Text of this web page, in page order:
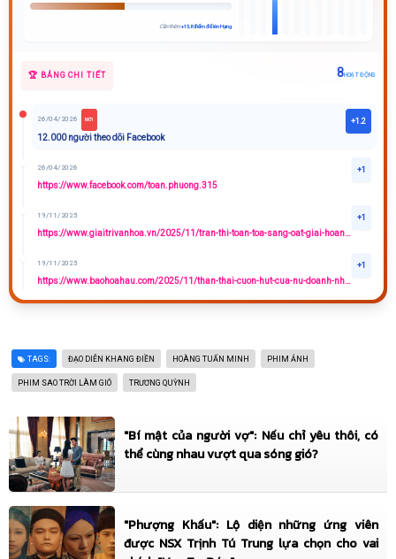
Cần thêm+15,8 điểm để lên Hạng
🏆 BẢNG CHI TIẾT 8HOẠT ĐỘNG
26/04/2026 MỚI
12.000 người theo dõi Facebook
+1.2
26/04/2026
https://www.facebook.com/toan.phuong.315
+1
19/11/2025
https://www.giaitrivanhoa.vn/2025/11/tran-thi-toan-toa-sang-oat-giai-hoang-2.html
+1
19/11/2025
https://www.baohoahau.com/2025/11/than-thai-cuon-hut-cua-nu-doanh-nhan.html
+1
19/11/2025
Đại Sứ BestFace 2025
17/11/2025
Á Hoàng 2 Nữ Hoàng Doanh Nhân Văn Hóa Việt 2025
TAGS: ĐẠO DIỄN KHANG ĐIỀN HOÀNG TUẤN MINH PHIM ẢNH
PHIM SAO TRỜI LÀM GIÓ TRƯƠNG QUỲNH
"Bí mật của người vợ": Nếu chỉ yêu thôi, có
thể cùng nhau vượt qua sóng gió?
"Phượng Khấu": Lộ diện những ứng viên
được NSX Trịnh Tú Trung lựa chọn cho vai